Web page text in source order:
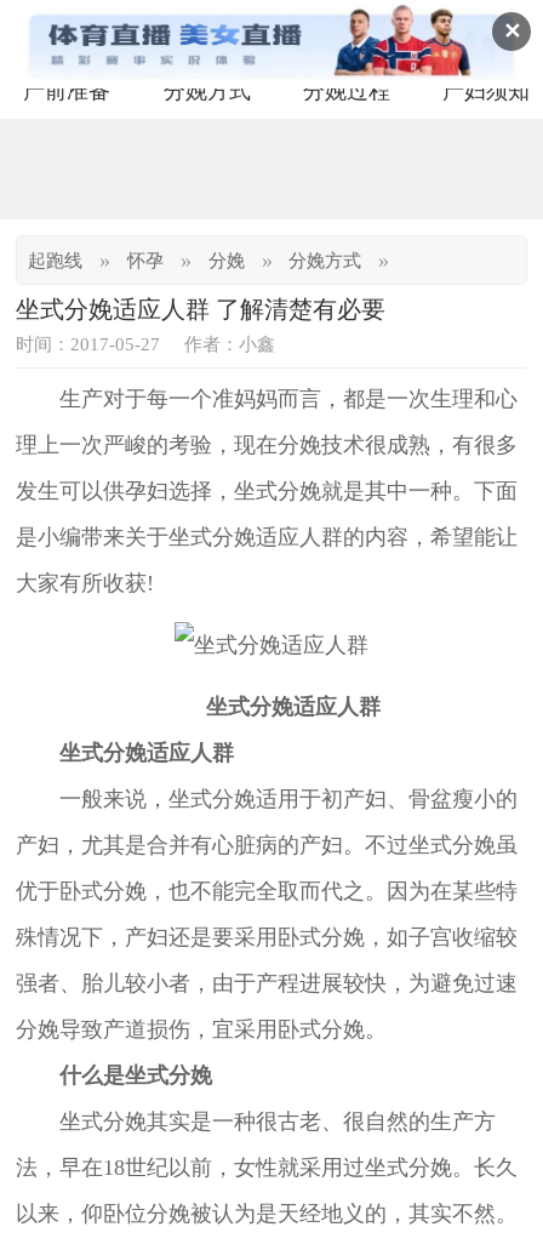
✕
产前准备 分娩方式 分娩过程 产妇须知
起跑线 » 怀孕 » 分娩 » 分娩方式 »
坐式分娩适应人群 了解清楚有必要
时间：2017-05-27 作者：小鑫
生产对于每一个准妈妈而言，都是一次生理和心
理上一次严峻的考验，现在分娩技术很成熟，有很多
发生可以供孕妇选择，坐式分娩就是其中一种。下面
是小编带来关于坐式分娩适应人群的内容，希望能让
大家有所收获!
坐式分娩适应人群
坐式分娩适应人群
一般来说，坐式分娩适用于初产妇、骨盆瘦小的
产妇，尤其是合并有心脏病的产妇。不过坐式分娩虽
优于卧式分娩，也不能完全取而代之。因为在某些特
殊情况下，产妇还是要采用卧式分娩，如子宫收缩较
强者、胎儿较小者，由于产程进展较快，为避免过速
分娩导致产道损伤，宜采用卧式分娩。
什么是坐式分娩
坐式分娩其实是一种很古老、很自然的生产方
法，早在18世纪以前，女性就采用过坐式分娩。长久
以来，仰卧位分娩被认为是天经地义的，其实不然。